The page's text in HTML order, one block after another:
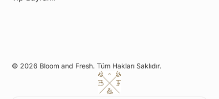
© 2026 Bloom and Fresh. Tüm Hakları Saklıdır.